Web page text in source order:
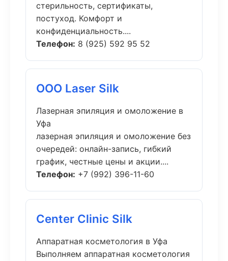
стерильность, сертификаты,
постуход. Комфорт и
конфиденциальность....
Телефон: 8 (925) 592 95 52
ООО Laser Silk
Лазерная эпиляция и омоложение в
Уфа
лазерная эпиляция и омоложение без
очередей: онлайн-запись, гибкий
график, честные цены и акции....
Телефон: +7 (992) 396-11-60
Center Clinic Silk
Аппаратная косметология в Уфа
Выполняем аппаратная косметология